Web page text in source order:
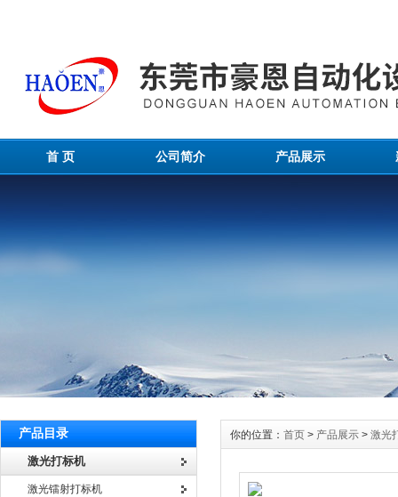
首 页 公司简介 产品展示
产品目录
激光打标机
激光镭射打标机
你的位置： 首页 > 产品展示 > 激光